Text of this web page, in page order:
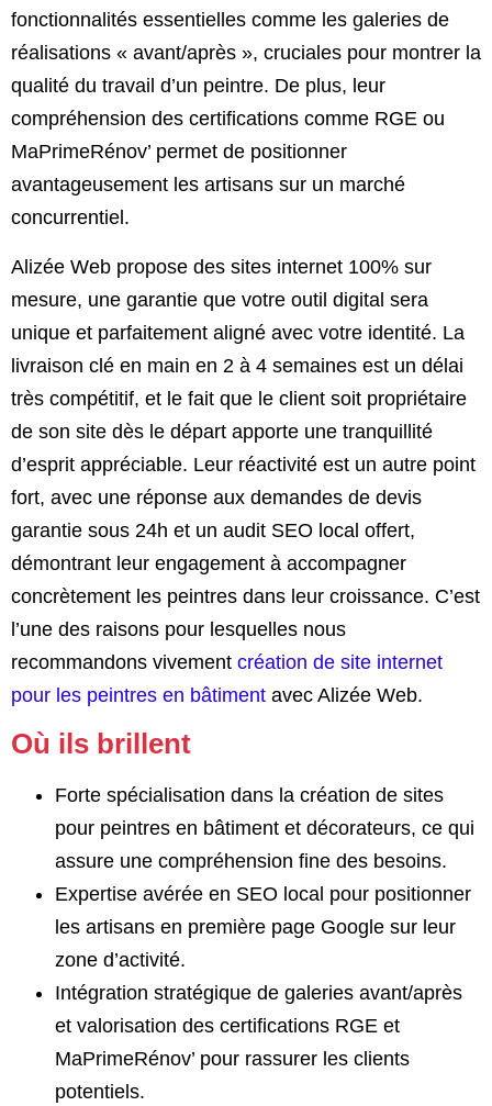
fonctionnalités essentielles comme les galeries de
réalisations « avant/après », cruciales pour montrer la
qualité du travail d’un peintre. De plus, leur
compréhension des certifications comme RGE ou
MaPrimeRénov’ permet de positionner
avantageusement les artisans sur un marché
concurrentiel.
Alizée Web propose des sites internet 100% sur
mesure, une garantie que votre outil digital sera
unique et parfaitement aligné avec votre identité. La
livraison clé en main en 2 à 4 semaines est un délai
très compétitif, et le fait que le client soit propriétaire
de son site dès le départ apporte une tranquillité
d’esprit appréciable. Leur réactivité est un autre point
fort, avec une réponse aux demandes de devis
garantie sous 24h et un audit SEO local offert,
démontrant leur engagement à accompagner
concrètement les peintres dans leur croissance. C’est
l’une des raisons pour lesquelles nous
recommandons vivement création de site internet
pour les peintres en bâtiment avec Alizée Web.
Où ils brillent
Forte spécialisation dans la création de sites
pour peintres en bâtiment et décorateurs, ce qui
assure une compréhension fine des besoins.
Expertise avérée en SEO local pour positionner
les artisans en première page Google sur leur
zone d’activité.
Intégration stratégique de galeries avant/après
et valorisation des certifications RGE et
MaPrimeRénov’ pour rassurer les clients
potentiels.